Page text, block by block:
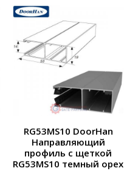
RG53MS10 DoorHan
Направляющий
профиль с щеткой
RG53MS10 темный орех